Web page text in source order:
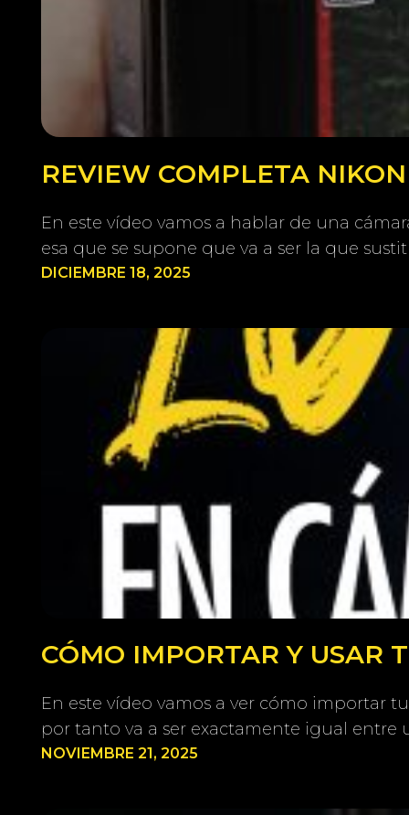
REVIEW COMPLETA
En este vídeo vamos a hablar de una
esa que se supone que va a ser la que
DICIEMBRE 18, 2025
CÓMO IMPORTAR Y USAR
En este vídeo vamos a ver cómo importar
por tanto va a ser exactamente igual entre
NOVIEMBRE 21, 2025